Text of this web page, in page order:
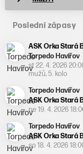
Poslední zápasy
ASK Orka Stará
Torpedo Havířov
st 22. 4. 2026
mužů, 5. kolo
Torpedo Havířov
ASK Orka Stará
ne 19. 4. 2026
Torpedo Havířov
ASK Orka Stará
so 18. 4. 2026